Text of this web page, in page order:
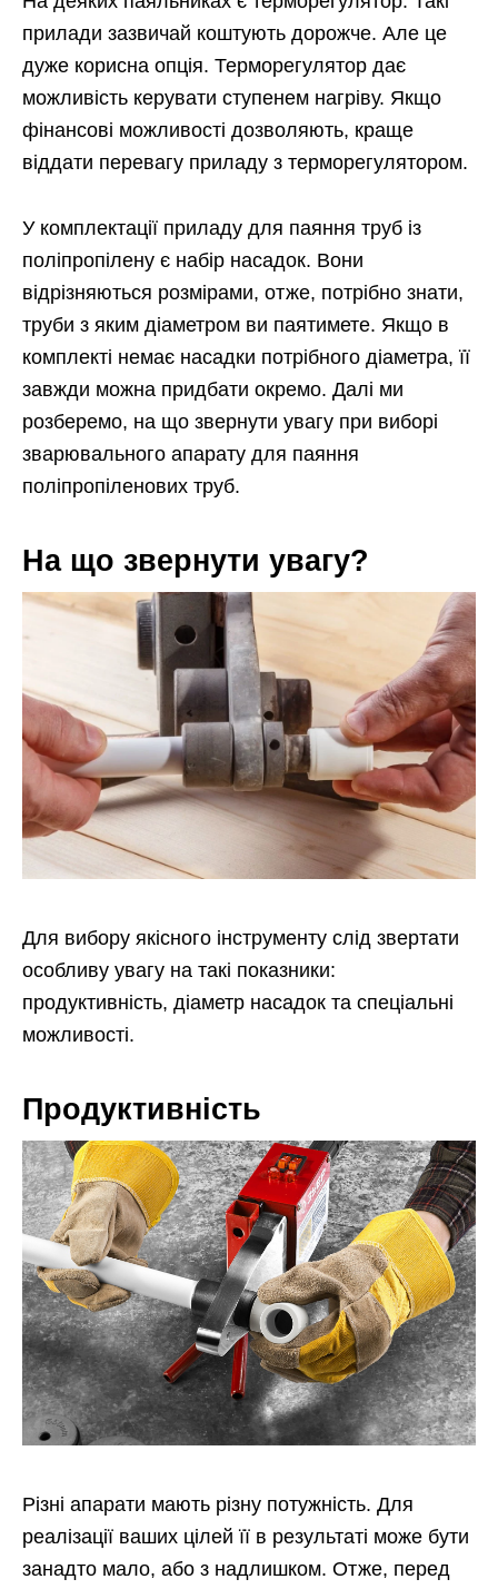
прилади зазвичай коштують дорожче. Але це
дуже корисна опція. Терморегулятор дає
можливість керувати ступенем нагріву. Якщо
фінансові можливості дозволяють, краще
віддати перевагу приладу з терморегулятором.
У комплектації приладу для паяння труб із
поліпропілену є набір насадок. Вони
відрізняються розмірами, отже, потрібно знати,
труби з яким діаметром ви паятимете. Якщо в
комплекті немає насадки потрібного діаметра, її
завжди можна придбати окремо. Далі ми
розберемо, на що звернути увагу при виборі
зварювального апарату для паяння
поліпропіленових труб.
На що звернути увагу?
Для вибору якісного інструменту слід звертати
особливу увагу на такі показники:
продуктивність, діаметр насадок та спеціальні
можливості.
Продуктивність
Різні апарати мають різну потужність. Для
реалізації ваших цілей її в результаті може бути
занадто мало, або з надлишком. Отже, перед